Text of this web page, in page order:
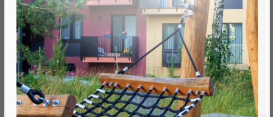
7.10 "Ницца", квартал
«Средиземноморский»
нет в продаже
Минск, Октябрьский, ул. Николы Теслы
метро «Ковальская Слобода», 566 м